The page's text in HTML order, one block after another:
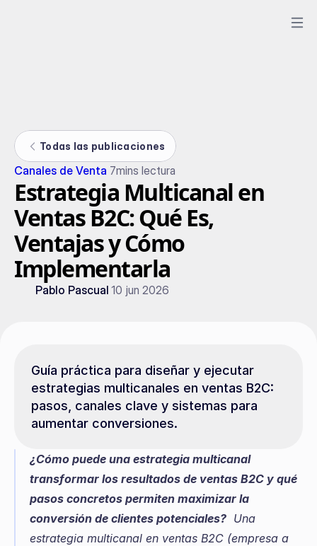
Todas las publicaciones
Canales de Venta 7mins lectura
Estrategia Multicanal en
Ventas B2C: Qué Es,
Ventajas y Cómo
Implementarla
Pablo Pascual 10 jun 2026
Guía práctica para diseñar y ejecutar
estrategias multicanales en ventas B2C:
pasos, canales clave y sistemas para
aumentar conversiones.
¿Cómo puede una estrategia multicanal
transformar los resultados de ventas B2C y qué
pasos concretos permiten maximizar la
conversión de clientes potenciales?
  Una
estrategia multicanal en ventas B2C (empresa a